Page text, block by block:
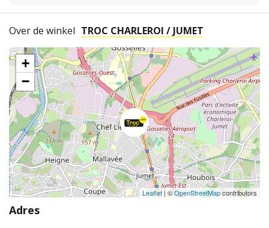
Over de winkel TROC CHARLEROI / JUMET
+
−
Leaflet| ©OpenStreetMapcontributors
Adres